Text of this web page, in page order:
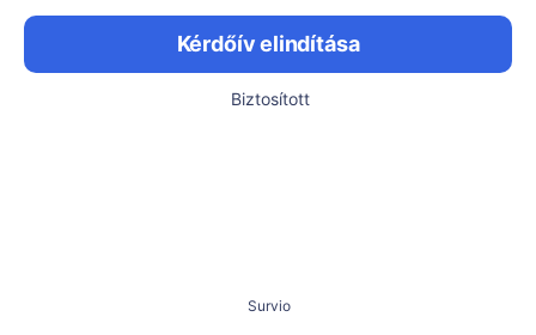
Kérdőív elindítása
Biztosított
Survio